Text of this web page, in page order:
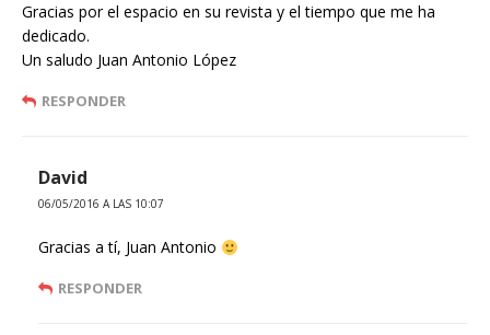
Gracias por el espacio en su revista y el tiempo que me ha
dedicado.
Un saludo Juan Antonio López
RESPONDER
David
06/05/2016 A LAS 10:07
Gracias a tí, Juan Antonio
RESPONDER